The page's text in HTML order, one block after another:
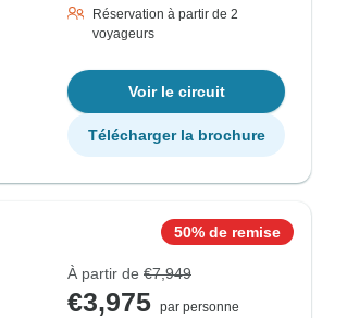
Réservation à partir de 2
voyageurs
Voir le circuit
Télécharger la brochure
50% de remise
À partir de €7,949
€3,975 par personne